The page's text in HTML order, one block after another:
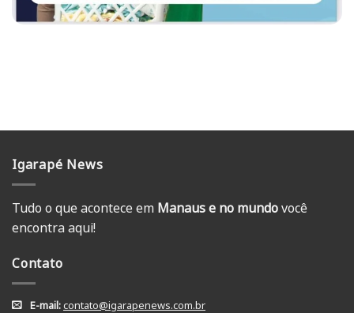
Igarapé News
Tudo o que acontece em Manaus e no mundovocê
encontra aqui!
Contato
E-mail:contato@igarapenews.com.br